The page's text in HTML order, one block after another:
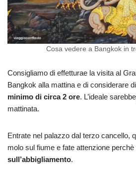
Cosa vedere a Bangkok in
Consigliamo di effetturae la visita al
Bangkok alla mattina e di considerare
minimo di circa 2 ore. L’ideale
mattinata.
Entrate nel palazzo dal terzo cancello,
molo sul fiume e fate attenzione perchè
sull’abbigliamento.